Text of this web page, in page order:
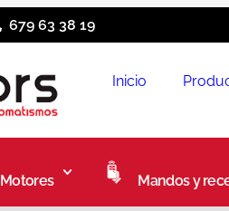
679 63 38 19
Inicio
Motores Mandos y